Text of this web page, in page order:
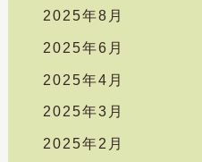
2025年8月
2025年6月
2025年4月
2025年3月
2025年2月